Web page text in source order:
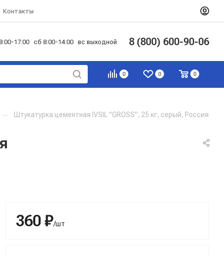
Контакты
17:00 сб 8:00-14:00 вс выходной 8 (800) 600-90-06
0 0 0
— Штукатурка цементная IVSIL "GROSS", 25 кг, серый, Россия
360 ₽/шт